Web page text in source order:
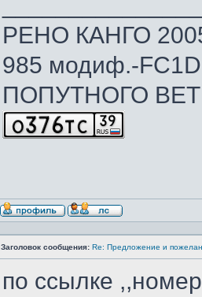
РЕНО КАНГО
985 модиф.-
ПОПУТНОГО
Заголовок сообщения: Re: Предложение и
по ссылке